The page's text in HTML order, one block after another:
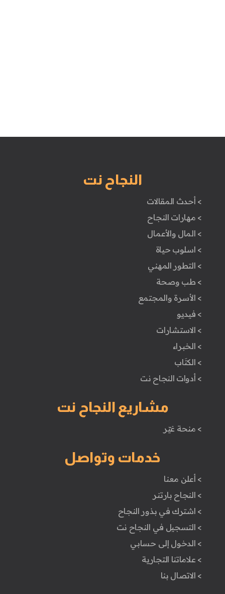
النجاح نت
> أحدث المقالات
> مهارات النجاح
> المال والأعمال
> اسلوب حياة
> التطور المهني
> طب وصحة
> الأسرة والمجتمع
> فيديو
> الاستشارات
> الخبراء
> الكتَاب
> أدوات النجاح نت
مشاريع النجاح نت
> منحة غيّر
خدمات وتواصل
> أعلن معنا
> النجاح بارتنر
> اشترك في بذور النجاح
> التسجيل في النجاح نت
> الدخول إلى حسابي
> علاماتنا التجارية
> الاتصال بنا